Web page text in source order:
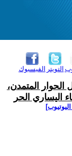
الفيسبوك التويتر
الحوار المتمدن،
اليساري الحر